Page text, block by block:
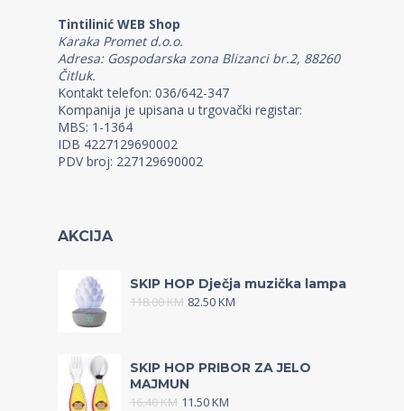
Tintilinić WEB Shop
Karaka Promet d.o.o.
Adresa: Gospodarska zona Blizanci br.2, 88260
Čitluk.
Kontakt telefon: 036/642-347
Kompanija je upisana u trgovački registar:
MBS: 1-1364
IDB 4227129690002
PDV broj: 227129690002
AKCIJA
SKIP HOP Dječja muzička lampa
118.00KM 82.50KM
SKIP HOP PRIBOR ZA JELO
MAJMUN
16.40KM 11.50KM